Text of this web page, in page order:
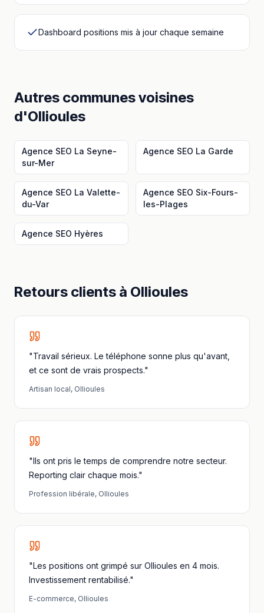
Dashboard positions mis à jour chaque semaine
Autres communes voisines
d'Ollioules
Agence SEO La Seyne-
sur-Mer
Agence SEO La Garde
Agence SEO La Valette-
du-Var
Agence SEO Six-Fours-
les-Plages
Agence SEO Hyères
Retours clients à Ollioules
"Travail sérieux. Le téléphone sonne plus qu'avant,
et ce sont de vrais prospects."
Artisan local, Ollioules
"Ils ont pris le temps de comprendre notre secteur.
Reporting clair chaque mois."
Profession libérale, Ollioules
"Les positions ont grimpé sur Ollioules en 4 mois.
Investissement rentabilisé."
E-commerce, Ollioules